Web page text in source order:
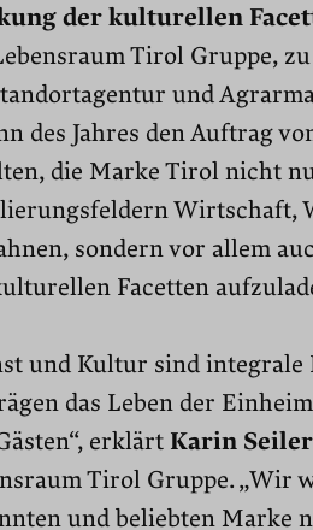
der kulturellen
Tirol Gruppe,
und
des Jahres den Auftrag
die Marke Tirol nicht
Wirtschaft,
sondern vor allem
Facetten
und Kultur sind integrale
das Leben der
erklärt Karin Seiler
Tirol Gruppe. „Wir
und beliebten Marke